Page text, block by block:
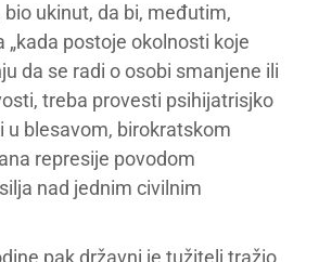
ukinut, da bi, međutim,
„kada postoje okolnosti koje
da se radi o osobi smanjene ili
treba provesti psihijatrisjko
u blesavom, birokratskom
represije povodom
nad jednim civilnim
pak državni je tužitelj tražio